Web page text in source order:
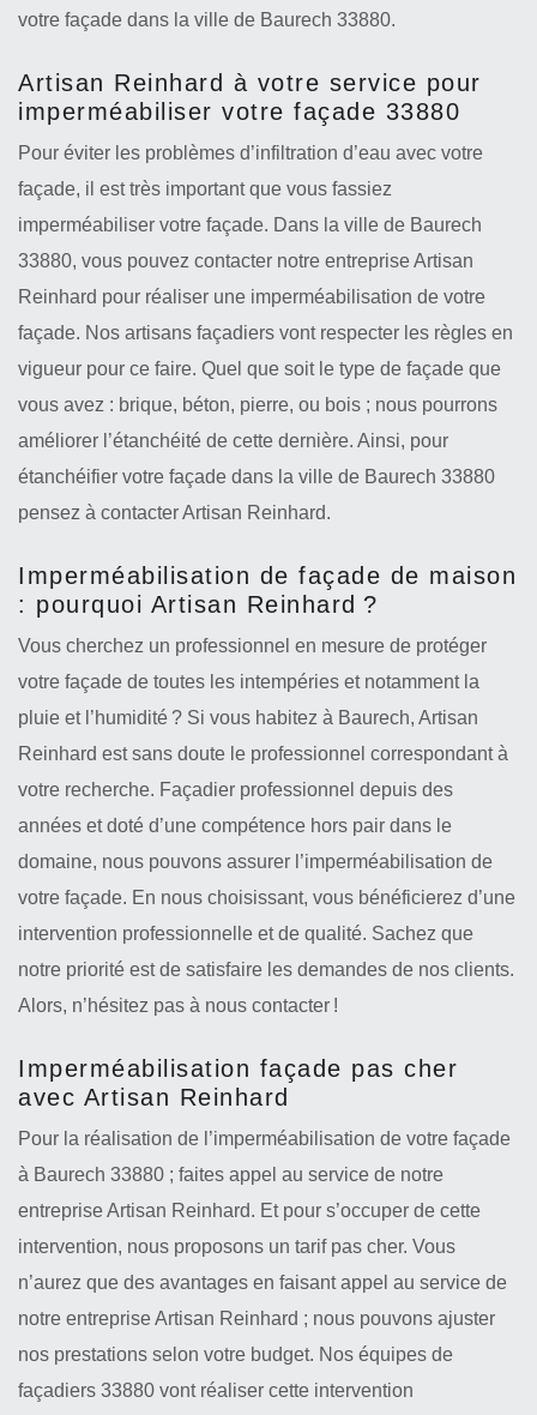
votre façade dans la ville de Baurech 33880.
Artisan Reinhard à votre service pour
imperméabiliser votre façade 33880
Pour éviter les problèmes d’infiltration d’eau avec votre
façade, il est très important que vous fassiez
imperméabiliser votre façade. Dans la ville de Baurech
33880, vous pouvez contacter notre entreprise Artisan
Reinhard pour réaliser une imperméabilisation de votre
façade. Nos artisans façadiers vont respecter les règles en
vigueur pour ce faire. Quel que soit le type de façade que
vous avez : brique, béton, pierre, ou bois ; nous pourrons
améliorer l’étanchéité de cette dernière. Ainsi, pour
étanchéifier votre façade dans la ville de Baurech 33880
pensez à contacter Artisan Reinhard.
Imperméabilisation de façade de maison
: pourquoi Artisan Reinhard ?
Vous cherchez un professionnel en mesure de protéger
votre façade de toutes les intempéries et notamment la
pluie et l’humidité ? Si vous habitez à Baurech, Artisan
Reinhard est sans doute le professionnel correspondant à
votre recherche. Façadier professionnel depuis des
années et doté d’une compétence hors pair dans le
domaine, nous pouvons assurer l’imperméabilisation de
votre façade. En nous choisissant, vous bénéficierez d’une
intervention professionnelle et de qualité. Sachez que
notre priorité est de satisfaire les demandes de nos clients.
Alors, n’hésitez pas à nous contacter !
Imperméabilisation façade pas cher
avec Artisan Reinhard
Pour la réalisation de l’imperméabilisation de votre façade
à Baurech 33880 ; faites appel au service de notre
entreprise Artisan Reinhard. Et pour s’occuper de cette
intervention, nous proposons un tarif pas cher. Vous
n’aurez que des avantages en faisant appel au service de
notre entreprise Artisan Reinhard ; nous pouvons ajuster
nos prestations selon votre budget. Nos équipes de
façadiers 33880 vont réaliser cette intervention